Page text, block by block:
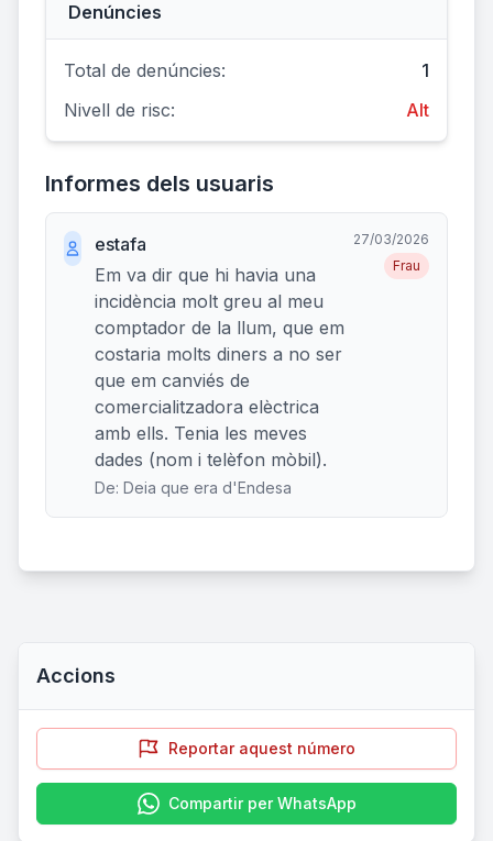
Denúncies
Total de denúncies:
1
Nivell de risc:
Alt
Informes dels usuaris
estafa
Em va dir que hi havia una
incidència molt greu al meu
comptador de la llum, que em
costaria molts diners a no ser
que em canviés de
comercialitzadora elèctrica
amb ells. Tenia les meves
dades (nom i telèfon mòbil).
De: Deia que era d'Endesa
27/03/2026
Frau
Accions
Reportar aquest número
Compartir per WhatsApp